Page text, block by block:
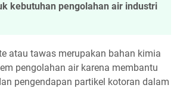
kebutuhan pengolahan air industri
atau tawas merupakan bahan kimia
pengolahan air karena membantu
pengendapan partikel kotoran dalam